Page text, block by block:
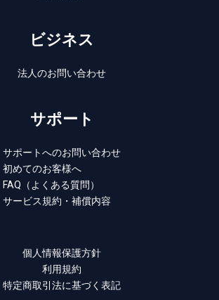
ビジネス
法人のお問い合わせ
サポート
サポートへのお問い合わせ
初めてのお客様へ
FAQ（よくある質問）
サービス規約・補償内容
個人情報保護方針
利用規約
特定商取引法に基づく表記